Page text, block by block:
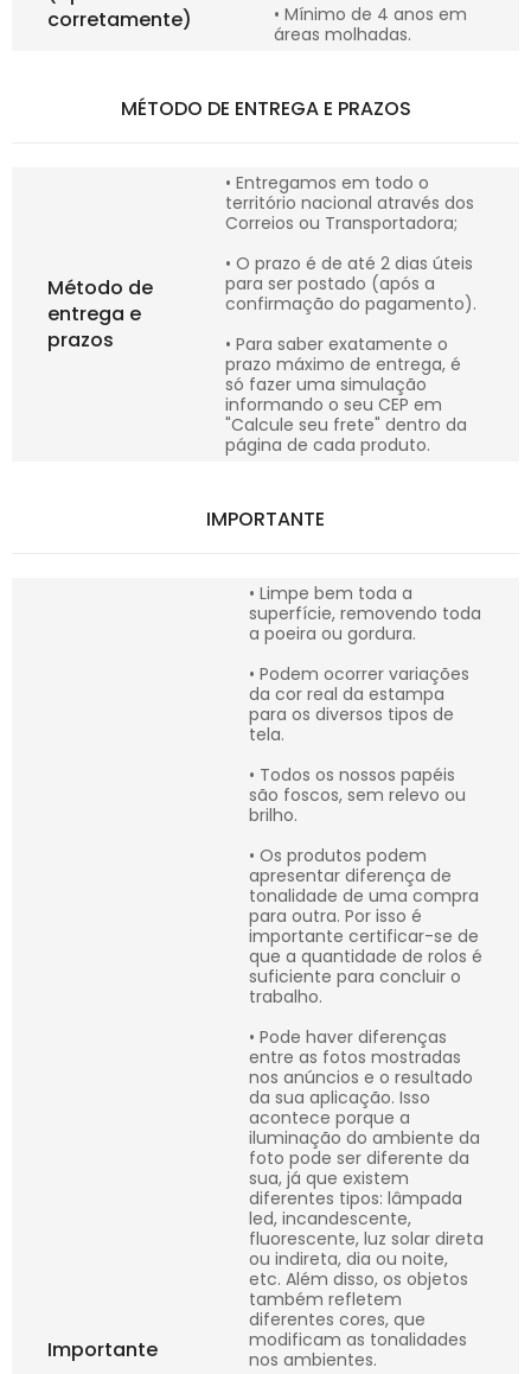
corretamente)
• Mínimo de 4 anos em
áreas molhadas.
MÉTODO DE ENTREGA E PRAZOS
Método de
entrega e
prazos
• Entregamos em todo o
território nacional através dos
Correios ou Transportadora;
• O prazo é de até 2 dias úteis
para ser postado (após a
confirmação do pagamento).
• Para saber exatamente o
prazo máximo de entrega, é
só fazer uma simulação
informando o seu CEP em
"Calcule seu frete" dentro da
página de cada produto.
IMPORTANTE
Importante
• Limpe bem toda a
superfície, removendo toda
a poeira ou gordura.
• Podem ocorrer variações
da cor real da estampa
para os diversos tipos de
tela.
• Todos os nossos papéis
são foscos, sem relevo ou
brilho.
• Os produtos podem
apresentar diferença de
tonalidade de uma compra
para outra. Por isso é
importante certificar-se de
que a quantidade de rolos é
suficiente para concluir o
trabalho.
• Pode haver diferenças
entre as fotos mostradas
nos anúncios e o resultado
da sua aplicação. Isso
acontece porque a
iluminação do ambiente da
foto pode ser diferente da
sua, já que existem
diferentes tipos: lâmpada
led, incandescente,
fluorescente, luz solar direta
ou indireta, dia ou noite,
etc. Além disso, os objetos
também refletem
diferentes cores, que
modificam as tonalidades
nos ambientes.